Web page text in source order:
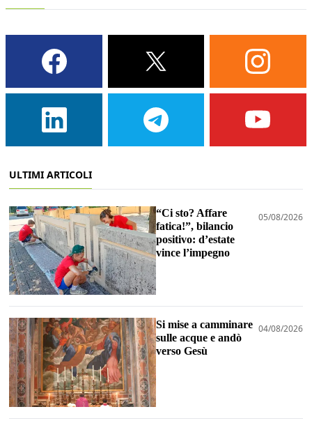
ULTIMI ARTICOLI
“Ci sto? Affare
fatica!”, bilancio
positivo: d’estate
vince l’impegno
05/08/2026
Si mise a camminare
sulle acque e andò
verso Gesù
04/08/2026